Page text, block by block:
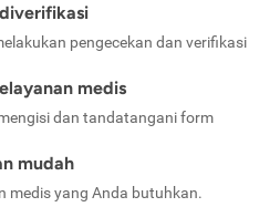
pengecekan dan verifikasi
medis
dan tandatangani form
mudah
medis yang Anda butuhkan.